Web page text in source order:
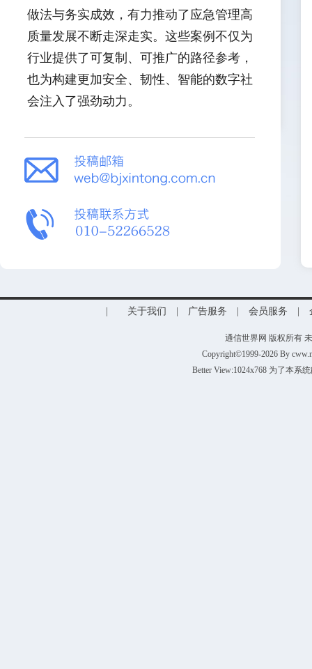
做法与务实成效，有力推动了应急管理高
质量发展不断走深走实。这些案例不仅为
行业提供了可复制、可推广的路径参考，
也为构建更加安全、韧性、智能的数字社
会注入了强劲动力。
关于我们 广告服务 会员服务
通信世界网 版权所有
Copyright©1999-2026 By
Better View:1024x768 为了本系